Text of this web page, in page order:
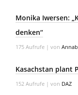
Monika Iwersen:
denken“
175 Aufrufe | von
Kasachstan plant
152 Aufrufe | von DAZ